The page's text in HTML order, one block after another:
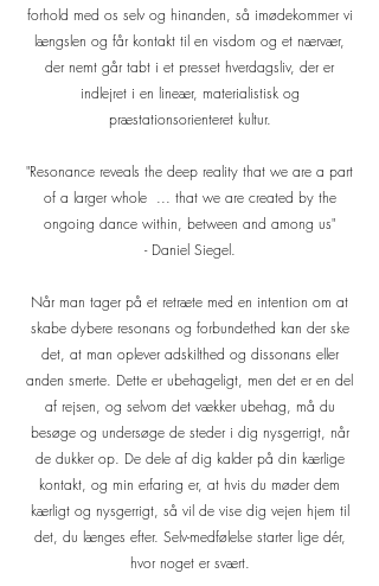
forhold med os selv og hinanden, så imødekommer vi
længslen og får kontakt til en visdom og et nærvær,
der nemt går tabt i et presset hverdagsliv, der er
indlejret i en lineær, materialistisk og
præstationsorienteret kultur.
"Resonance reveals the deep reality that we are a part
of a larger whole ... that we are created by the
ongoing dance within, between and among us"
- Daniel Siegel.
Når man tager på et retræte med en intention om at
skabe dybere resonans og forbundethed kan der ske
det, at man oplever adskilthed og dissonans eller
anden smerte. Dette er ubehageligt, men det er en del
af rejsen, og selvom det vækker ubehag, må du
besøge og undersøge de steder i dig nysgerrigt, når
de dukker op. De dele af dig kalder på din kærlige
kontakt, og min erfaring er, at hvis du møder dem
kærligt og nysgerrigt, så vil de vise dig vejen hjem til
det, du længes efter. Selv-medfølelse starter lige dér,
hvor noget er svært.